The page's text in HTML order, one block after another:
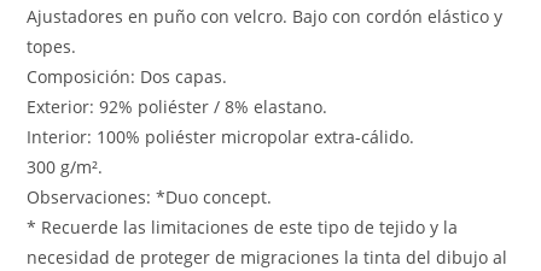
Ajustadores en puño con velcro. Bajo con cordón elástico y
topes.
Composición: Dos capas.
Exterior: 92% poliéster / 8% elastano.
Interior: 100% poliéster micropolar extra-cálido.
300 g/m².
Observaciones: *Duo concept.
* Recuerde las limitaciones de este tipo de tejido y la
necesidad de proteger de migraciones la tinta del dibujo al